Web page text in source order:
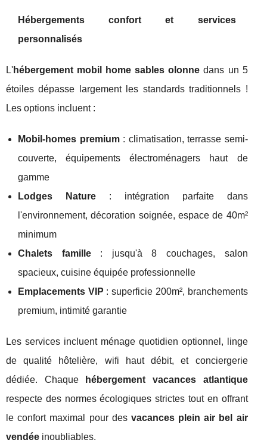
Hébergements confort et services
personnalisés
L'hébergement mobil home sables olonne dans un 5
étoiles dépasse largement les standards traditionnels !
Les options incluent :
Mobil-homes premium: climatisation, terrasse semi-
couverte, équipements électroménagers haut de
gamme
Lodges Nature: intégration parfaite dans
l'environnement, décoration soignée, espace de 40m²
minimum
Chalets famille: jusqu'à 8 couchages, salon
spacieux, cuisine équipée professionnelle
Emplacements VIP : superficie 200m², branchements
premium, intimité garantie
Les services incluent ménage quotidien optionnel, linge
de qualité hôtelière, wifi haut débit, et conciergerie
dédiée. Chaque
hébergement vacances atlantique
respecte des normes écologiques strictes tout en offrant
le confort maximal pour des vacances plein air bel air
vendée inoubliables.